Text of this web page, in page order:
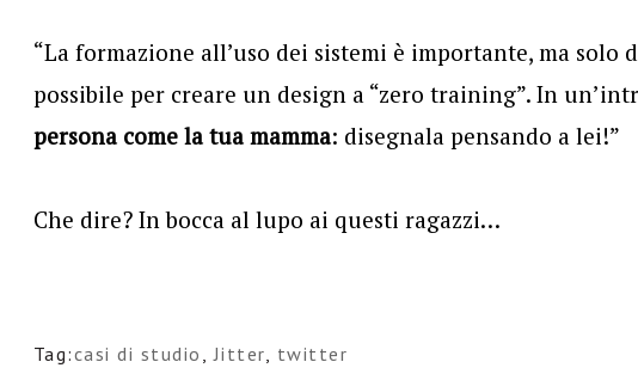
“La formazione all’uso dei sistemi è importante, ma solo
possibile per creare un design a “zero training”. In
persona come la tua mamma: disegnala pensando a lei!”
Che dire? In bocca al lupo ai questi ragazzi…
Tag:casi di studio ,Jitter, twitter